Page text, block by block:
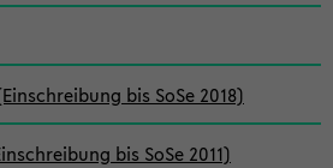
bis SoSe 2018)
bis SoSe 2011)